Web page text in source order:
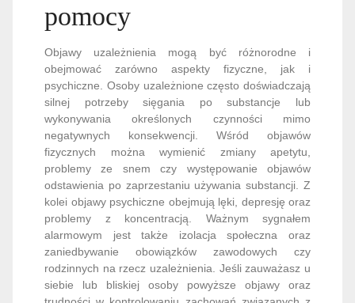
pomocy
Objawy uzależnienia mogą być różnorodne i
obejmować zarówno aspekty fizyczne, jak i
psychiczne. Osoby uzależnione często doświadczają
silnej potrzeby sięgania po substancje lub
wykonywania określonych czynności mimo
negatywnych konsekwencji. Wśród objawów
fizycznych można wymienić zmiany apetytu,
problemy ze snem czy występowanie objawów
odstawienia po zaprzestaniu używania substancji. Z
kolei objawy psychiczne obejmują lęki, depresję oraz
problemy z koncentracją. Ważnym sygnałem
alarmowym jest także izolacja społeczna oraz
zaniedbywanie obowiązków zawodowych czy
rodzinnych na rzecz uzależnienia. Jeśli zauważasz u
siebie lub bliskiej osoby powyższe objawy oraz